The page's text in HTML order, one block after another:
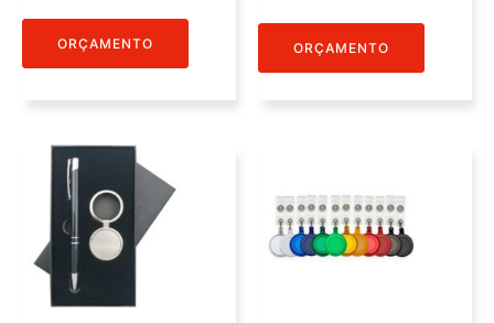
ORÇAMENTO ORÇAMENTO